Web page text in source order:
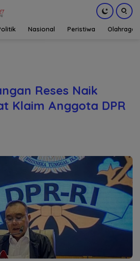
Nasional Peristiwa Olahraga
Reses Naik
Klaim Anggota DPR